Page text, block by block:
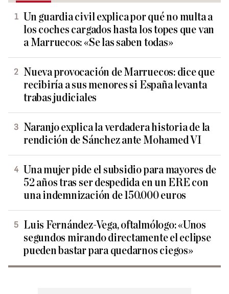
Un guardia civil explica por qué no multa a
los coches cargados hasta los topes que van
a Marruecos: «Se las saben todas»
Nueva provocación de Marruecos: dice que
recibiría a sus menores si España levanta
trabas judiciales
Naranjo explica la verdadera historia de la
rendición de Sánchez ante Mohamed VI
Una mujer pide el subsidio para mayores de
52 años tras ser despedida en un ERE con
una indemnización de 150.000 euros
Luis Fernández-Vega, oftalmólogo: «Unos
segundos mirando directamente el eclipse
pueden bastar para quedarnos ciegos»